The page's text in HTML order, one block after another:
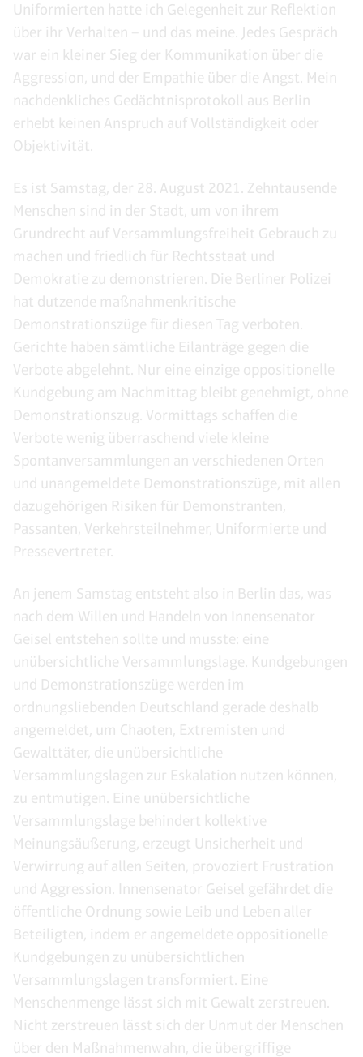
Uniformierten hatte ich Gelegenheit zur Reflektion
über ihr Verhalten – und das meine. Jedes Gespräch
war ein kleiner Sieg der Kommunikation über die
Aggression, und der Empathie über die Angst. Mein
nachdenkliches Gedächtnisprotokoll aus Berlin
erhebt keinen Anspruch auf Vollständigkeit oder
Objektivität.
Es ist Samstag, der 28. August 2021. Zehntausende
Menschen sind in der Stadt, um von ihrem
Grundrecht auf Versammlungsfreiheit Gebrauch zu
machen und friedlich für Rechtsstaat und
Demokratie zu demonstrieren. Die Berliner Polizei
hat dutzende maßnahmenkritische
Demonstrationszüge für diesen Tag verboten.
Gerichte haben sämtliche Eilanträge gegen die
Verbote abgelehnt. Nur eine einzige oppositionelle
Kundgebung am Nachmittag bleibt genehmigt, ohne
Demonstrationszug. Vormittags schaffen die
Verbote wenig überraschend viele kleine
Spontanversammlungen an verschiedenen Orten
und unangemeldete Demonstrationszüge, mit allen
dazugehörigen Risiken für Demonstranten,
Passanten, Verkehrsteilnehmer, Uniformierte und
Pressevertreter.
An jenem Samstag entsteht also in Berlin das, was
nach dem Willen und Handeln von Innensenator
Geisel entstehen sollte und musste: eine
unübersichtliche Versammlungslage. Kundgebungen
und Demonstrationszüge werden im
ordnungsliebenden Deutschland gerade deshalb
angemeldet, um Chaoten, Extremisten und
Gewalttäter, die unübersichtliche
Versammlungslagen zur Eskalation nutzen können,
zu entmutigen. Eine unübersichtliche
Versammlungslage behindert kollektive
Meinungsäußerung, erzeugt Unsicherheit und
Verwirrung auf allen Seiten, provoziert Frustration
und Aggression. Innensenator Geisel gefährdet die
öffentliche Ordnung sowie Leib und Leben aller
Beteiligten, indem er angemeldete oppositionelle
Kundgebungen zu unübersichtlichen
Versammlungslagen transformiert. Eine
Menschenmenge lässt sich mit Gewalt zerstreuen.
Nicht zerstreuen lässt sich der Unmut der Menschen
über den Maßnahmenwahn, die übergriffige